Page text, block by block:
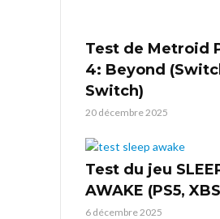
Test de Metroid
4: Beyond
Switch)
20 décembre 2025
Test du jeu
AWAKE (PS5,
6 décembre 2025